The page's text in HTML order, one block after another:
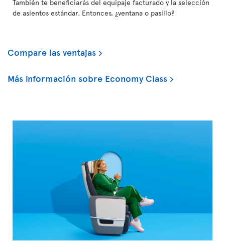
También te beneficiarás del equipaje facturado y la selección
de asientos estándar. Entonces, ¿ventana o pasillo?
Compare las ventajas
Más información sobre Economy Class